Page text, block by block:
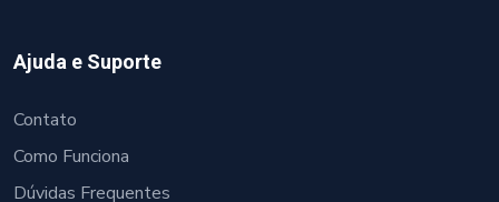
Ajuda e Suporte
Contato
Como Funciona
Dúvidas Frequentes